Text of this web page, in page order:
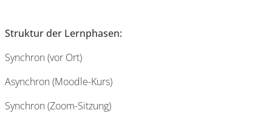
Struktur der Lernphasen:
Synchron (vor Ort)
Asynchron (Moodle-Kurs)
Synchron (Zoom-Sitzung)